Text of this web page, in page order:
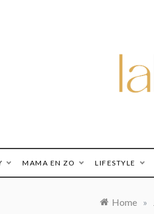
MAMA EN ZO LIFESTYLE
Home »